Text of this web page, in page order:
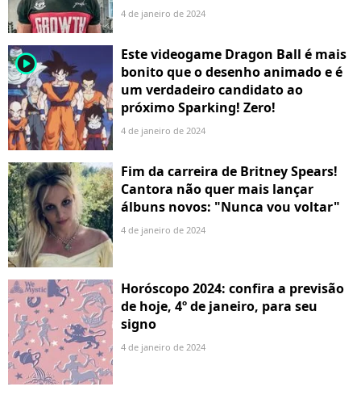
4 de janeiro de 2024
player2
Este videogame Dragon Ball é mais
bonito que o desenho animado e é
um verdadeiro candidato ao
próximo Sparking! Zero!
4 de janeiro de 2024
Fim da carreira de Britney Spears!
Cantora não quer mais lançar
álbuns novos: "Nunca vou voltar"
4 de janeiro de 2024
Horóscopo 2024: confira a previsão
de hoje, 4º de janeiro, para seu
signo
4 de janeiro de 2024